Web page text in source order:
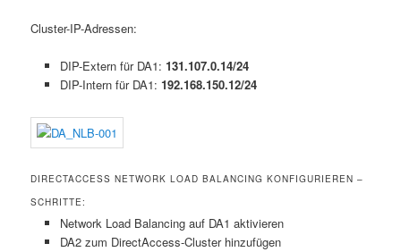
Cluster-IP-Adressen:
DIP-Extern für DA1: 131.107.0.14/24
DIP-Intern für DA1: 192.168.150.12/24
DIRECTACCESS NETWORK LOAD BALANCING KONFIGURIEREN –
SCHRITTE:
Network Load Balancing auf DA1 aktivieren
DA2 zum DirectAccess-Cluster hinzufügen